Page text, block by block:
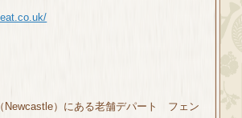
Newcastle）にある老舗デパート フェン